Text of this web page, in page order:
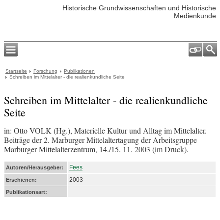
Historische Grundwissenschaften und Historische
Medienkunde
Startseite Forschung
Publikationen
Schreiben im Mittelalter - die realienkundliche Seite
Schreiben im Mittelalter - die realienkundliche
Seite
in: Otto VOLK (Hg.), Materielle Kultur und Alltag im Mittelalter.
Beiträge der 2. Marburger Mittelaltertagung der Arbeitsgruppe
Marburger Mittelalterzentrum, 14./15. 11. 2003 (im Druck).
Autoren/Herausgeber: Fees
Erschienen: 2003
Publikationsart: